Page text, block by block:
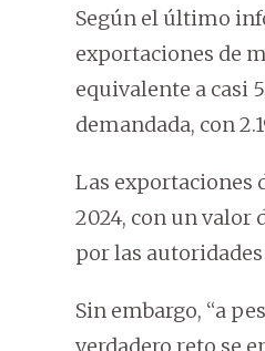
Según el último
exportaciones de
equivalente a casi
demandada, con
Las exportaciones
2024, con un valor
por las
Sin embargo, “a